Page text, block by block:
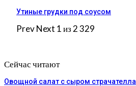
Утиные грудки под соусом
PrevNext 1 из 2 329
Сейчас читают
Овощной салат с сыром страчателла